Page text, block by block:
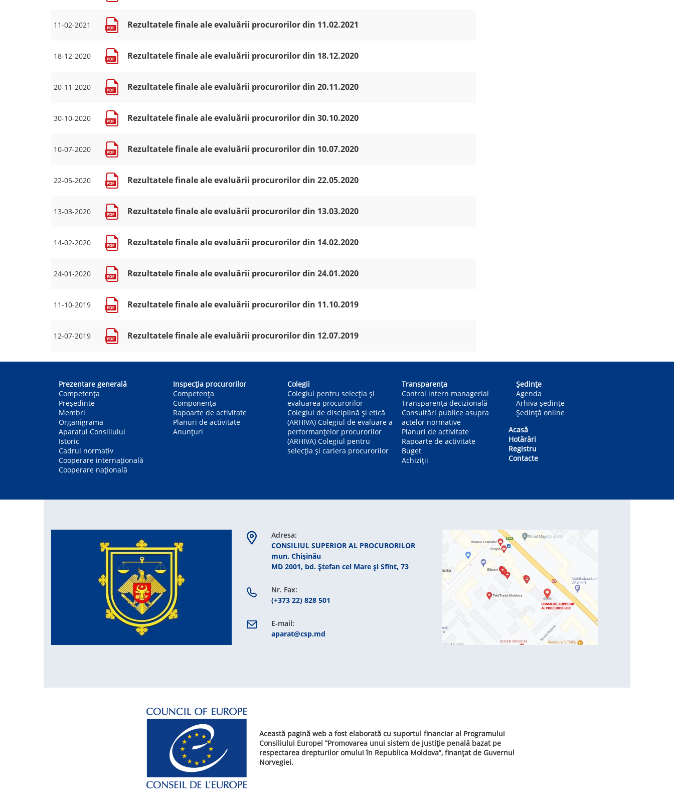
11-02-2021 Rezultatele finale ale evaluării procurorilor din 11.02.2021
18-12-2020 Rezultatele finale ale evaluării procurorilor din 18.12.2020
20-11-2020 Rezultatele finale ale evaluării procurorilor din 20.11.2020
30-10-2020 Rezultatele finale ale evaluării procurorilor din 30.10.2020
10-07-2020 Rezultatele finale ale evaluării procurorilor din 10.07.2020
22-05-2020 Rezultatele finale ale evaluării procurorilor din 22.05.2020
13-03-2020 Rezultatele finale ale evaluării procurorilor din 13.03.2020
14-02-2020 Rezultatele finale ale evaluării procurorilor din 14.02.2020
24-01-2020 Rezultatele finale ale evaluării procurorilor din 24.01.2020
11-10-2019 Rezultatele finale ale evaluării procurorilor din 11.10.2019
12-07-2019 Rezultatele finale ale evaluării procurorilor din 12.07.2019
navigation
Prezentare generală
Competența
Președinte
Membri
Organigrama
Aparatul Consiliului
Istoric
Cadrul normativ
Cooperare internațională
Cooperare națională
Inspecția procurorilor
Competenţa
Componența
Rapoarte de activitate
Planuri de activitate
Anunțuri
Colegii
Colegiul pentru selecția și
evaluarea procurorilor
Colegiul de disciplină și etică
(ARHIVA) Colegiul de evaluare a
performanțelor procurorilor
(ARHIVA) Colegiul pentru
selecția și cariera procurorilor
Transparența
Control intern managerial
Transparența decizională
Consultări publice asupra
actelor normative
Planuri de activitate
Rapoarte de activitate
Buget
Achiziții
Ședințe
Agenda
Arhiva ședințe
Ședință online
Acasă
Hotărâri
Registru
Contacte
Adresa:
CONSILIUL SUPERIOR AL PROCURORILOR
mun. Chişinău
MD 2001, bd. Ștefan cel Mare şi Sfînt, 73
Nr. Fax:
(+373 22) 828 501
E-mail:
aparat@csp.md
Această pagină web a fost elaborată cu suportul financiar al Programului
Consiliului Europei ”Promovarea unui sistem de justiție penală bazat pe
respectarea drepturilor omului în Republica Moldova”, finanțat de Guvernul
Norvegiei.